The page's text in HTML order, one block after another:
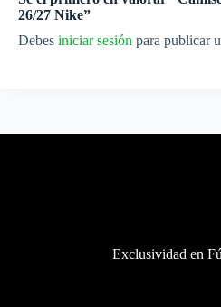
26/27 Nike”
Debes iniciar sesión para publicar
Exclusividad en